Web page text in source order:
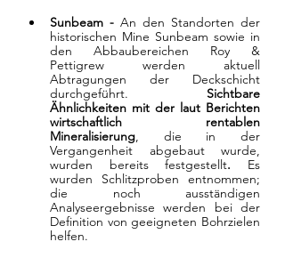
Sunbeam - An den Standorten der
historischen Mine Sunbeam sowie in
den Abbaubereichen Roy &
Pettigrew werden aktuell
Abtragungen der Deckschicht
durchgeführt. Sichtbare
Ähnlichkeiten mit der laut Berichten
wirtschaftlich rentablen
Mineralisierung,
die in der
Vergangenheit abgebaut wurde,
wurden bereits festgestellt. Es
wurden Schlitzproben entnommen;
die noch ausständigen
Analyseergebnisse werden bei der
Definition von geeigneten Bohrzielen
helfen.